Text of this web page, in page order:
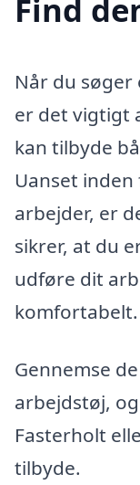
Find
Når du
er det vigtigt
kan tilbyde
Uanset
arbejder, er
sikrer, at du
udføre dit
komfortabelt.
Gennemse de
arbejdstøj,
Fasterholt
tilbyde.